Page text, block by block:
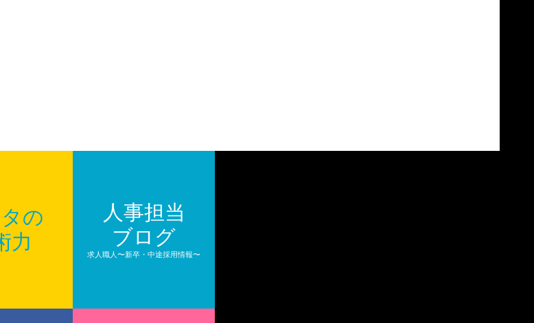
の
力
人事担当
ブログ
求人職人〜新卒・中途採用情報〜